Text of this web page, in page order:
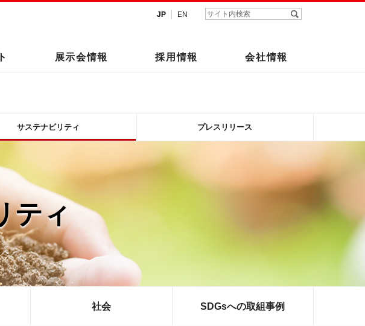
JP EN
展示会情報 採用情報 会社情報
サステナビリティ プレスリリース
ティ
社会 SDGsへの取組事例